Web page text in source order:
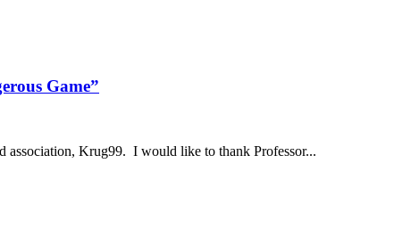
Game”
association, Krug99. I would like to thank Professor...